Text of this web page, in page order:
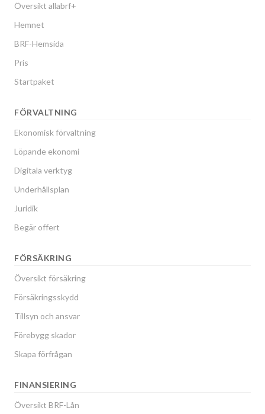
Översikt allabrf+
Hemnet
BRF-Hemsida
Pris
Startpaket
FÖRVALTNING
Ekonomisk förvaltning
Löpande ekonomi
Digitala verktyg
Underhållsplan
Juridik
Begär offert
FÖRSÄKRING
Översikt försäkring
Försäkringsskydd
Tillsyn och ansvar
Förebygg skador
Skapa förfrågan
FINANSIERING
Översikt BRF-Lån